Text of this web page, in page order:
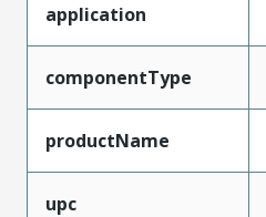
application
componentType
productName
upc